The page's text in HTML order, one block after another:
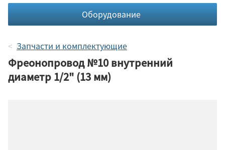
Оборудование
Запчасти и комплектующие
Фреонопровод №10 внутренний
диаметр 1/2" (13 мм)